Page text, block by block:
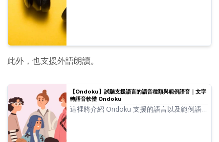
此外，也支援外語朗讀。
【Ondoku】試聽支援語言的語音種類與範例語音｜文字
轉語音軟體 Ondoku
這裡將介紹 Ondoku 支援的語言以及範例語